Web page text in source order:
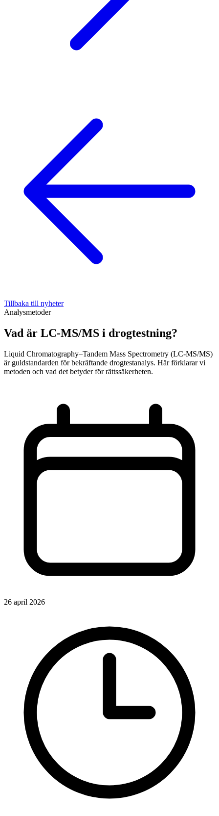
Tillbaka till nyheter
Analysmetoder
Vad är LC-MS/MS i drogtestning?
Liquid Chromatography–Tandem Mass Spectrometry (LC-MS/MS)
är guldstandarden för bekräftande drogtestanalys. Här förklarar vi
metoden och vad det betyder för rättssäkerheten.
26 april 2026